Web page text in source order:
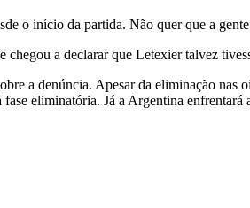
o início da partida. Não quer que a
a declarar que Letexier talvez
a denúncia. Apesar da eliminação nas
eliminatória. Já a Argentina enfrentará